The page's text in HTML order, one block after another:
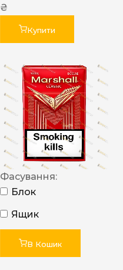
₴
Купити
Фасування:
Блок
Ящик
В Кошик